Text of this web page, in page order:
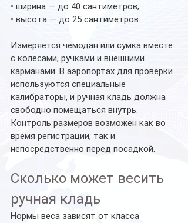
• ширина — до 40 сантиметров;
• высота — до 25 сантиметров.
Измеряется чемодан или сумка вместе
с колесами, ручками и внешними
карманами. В аэропортах для проверки
используются специальные
калибраторы, и ручная кладь должна
свободно помещаться внутрь.
Контроль размеров возможен как во
время регистрации, так и
непосредственно перед посадкой.
Сколько может весить
ручная кладь
Нормы веса зависят от класса